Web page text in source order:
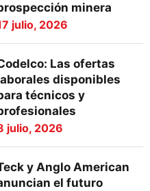
minera
julio, 2026
Las ofertas
disponibles
técnicos y
julio, 2026
y Anglo American
el futuro